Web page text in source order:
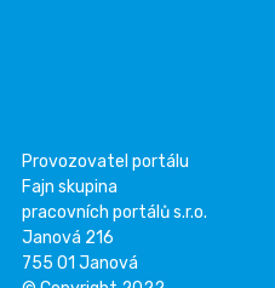
Provozovatel portálu
Fajn skupina
pracovních portálů s.r.o.
Janová 216
755 01 Janová